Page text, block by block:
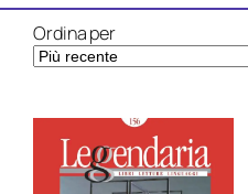
Ordina per